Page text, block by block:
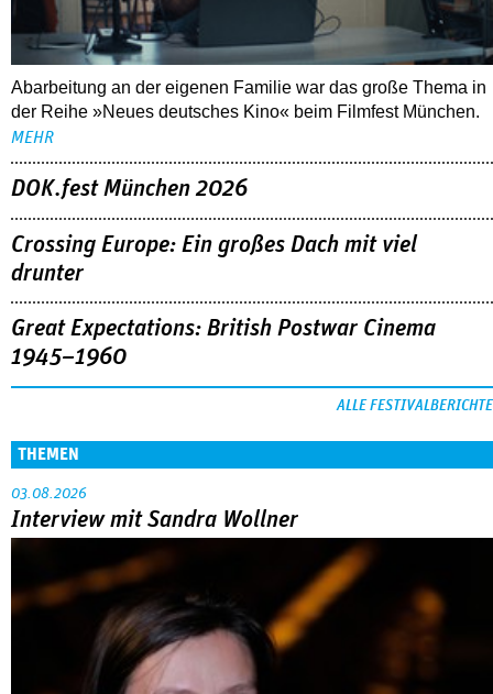
DOK.fest München 2026
Crossing Europe: Ein großes Dach mit viel
drunter
Great Expectations: British Postwar Cinema
1945–1960
ALLE FESTIVALBERICHTE
03.08.2026
Interview mit Sandra Wollner